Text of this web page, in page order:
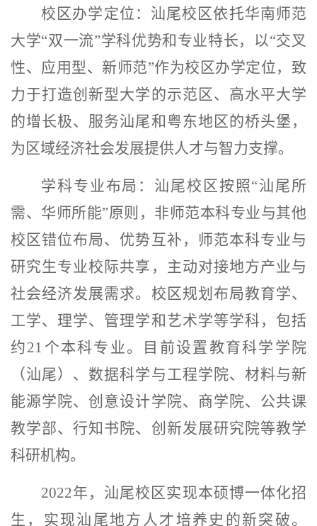
校区办学定位： 汕尾校区依托华南师范
大学“双一流”学科优势和专业特长，以“交叉
性、应用型、新师范”作为校区办学定位，致
力于打造创新型大学的示范区、高水平大学
的增长极、服务汕尾和粤东地区的桥头堡，
为区域经济社会发展提供人才与智力支撑。
学科专业布局： 汕尾校区按照“汕尾所
需、华师所能”原则，非师范本科专业与其他
校区错位布局、优势互补，师范本科专业与
研究生专业校际共享，主动对接地方产业与
社会经济发展需求。校区规划布局教育学、
工学、理学、管理学和艺术学等学科，包括
约21 个本科专业。目前设置教育科学学院
（汕尾）、数据科学与工程学院、材料与新
能源学院、创意设计学院、商学院、公共课
教学部、行知书院、创新发展研究院等教学
科研机构。
2022年，汕尾校区实现本硕博一体化招
生，实现汕尾地方人才培养史的新突破。